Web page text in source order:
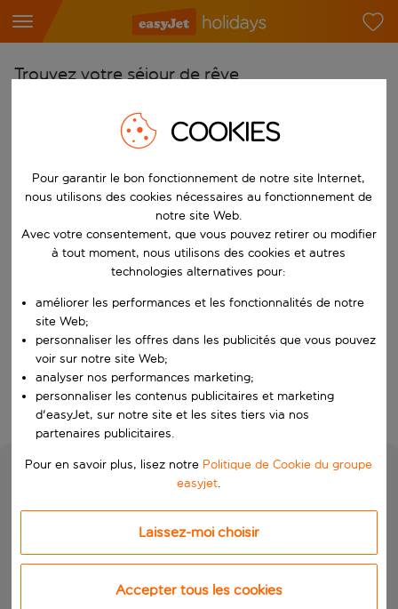
Trouvez votre séjour de rêve
Choisissez votre aéroport
Commencez à taper pour la saisie automatique. Lorsque les
Choisissez votre destination
Vers
Choisissez vos dates
Quand
Qui
Rechercher
COOKIES
Pour garantir le bon fonctionnement de notre site Internet,
nous utilisons des cookies nécessaires au fonctionnement de
notre site Web.
Avec votre consentement, que vous pouvez retirer ou modifier
à tout moment, nous utilisons des cookies et autres
technologies alternatives pour:
améliorer les performances et les fonctionnalités de notre
site Web;
personnaliser les offres dans les publicités que vous pouvez
voir sur notre site Web;
analyser nos performances marketing;
personnaliser les contenus publicitaires et marketing
d'easyJet, sur notre site et les sites tiers via nos
partenaires publicitaires.
Pour en savoir plus, lisez notre Politique de Cookie du groupe
easyjet.
Laissez-moi choisir
Accepter tous les cookies